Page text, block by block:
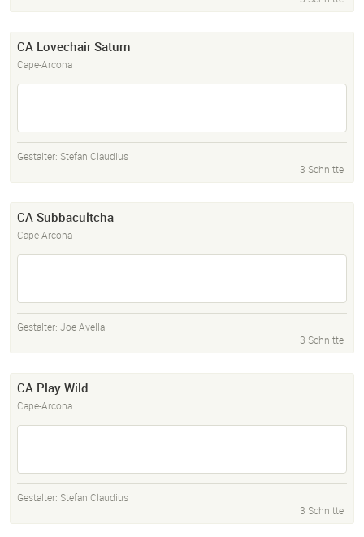
CA Lovechair Saturn
Cape-Arcona
Gestalter: Stefan Claudius
3 Schnitte
CA Subbacultcha
Cape-Arcona
Gestalter: Joe Avella
3 Schnitte
CA Play Wild
Cape-Arcona
Gestalter: Stefan Claudius
3 Schnitte